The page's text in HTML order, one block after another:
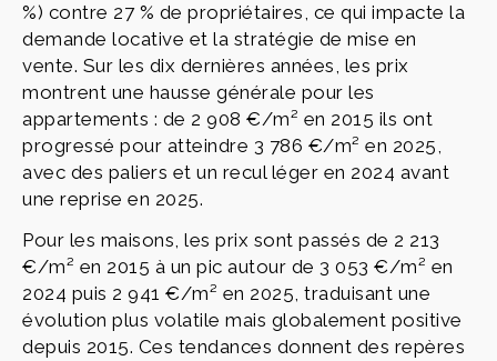
%) contre 27 % de propriétaires, ce qui impacte la
demande locative et la stratégie de mise en
vente. Sur les dix dernières années, les prix
montrent une hausse générale pour les
appartements : de 2 908 €/m² en 2015 ils ont
progressé pour atteindre 3 786 €/m² en 2025,
avec des paliers et un recul léger en 2024 avant
une reprise en 2025.
Pour les maisons, les prix sont passés de 2 213
€/m² en 2015 à un pic autour de 3 053 €/m² en
2024 puis 2 941 €/m² en 2025, traduisant une
évolution plus volatile mais globalement positive
depuis 2015. Ces tendances donnent des repères